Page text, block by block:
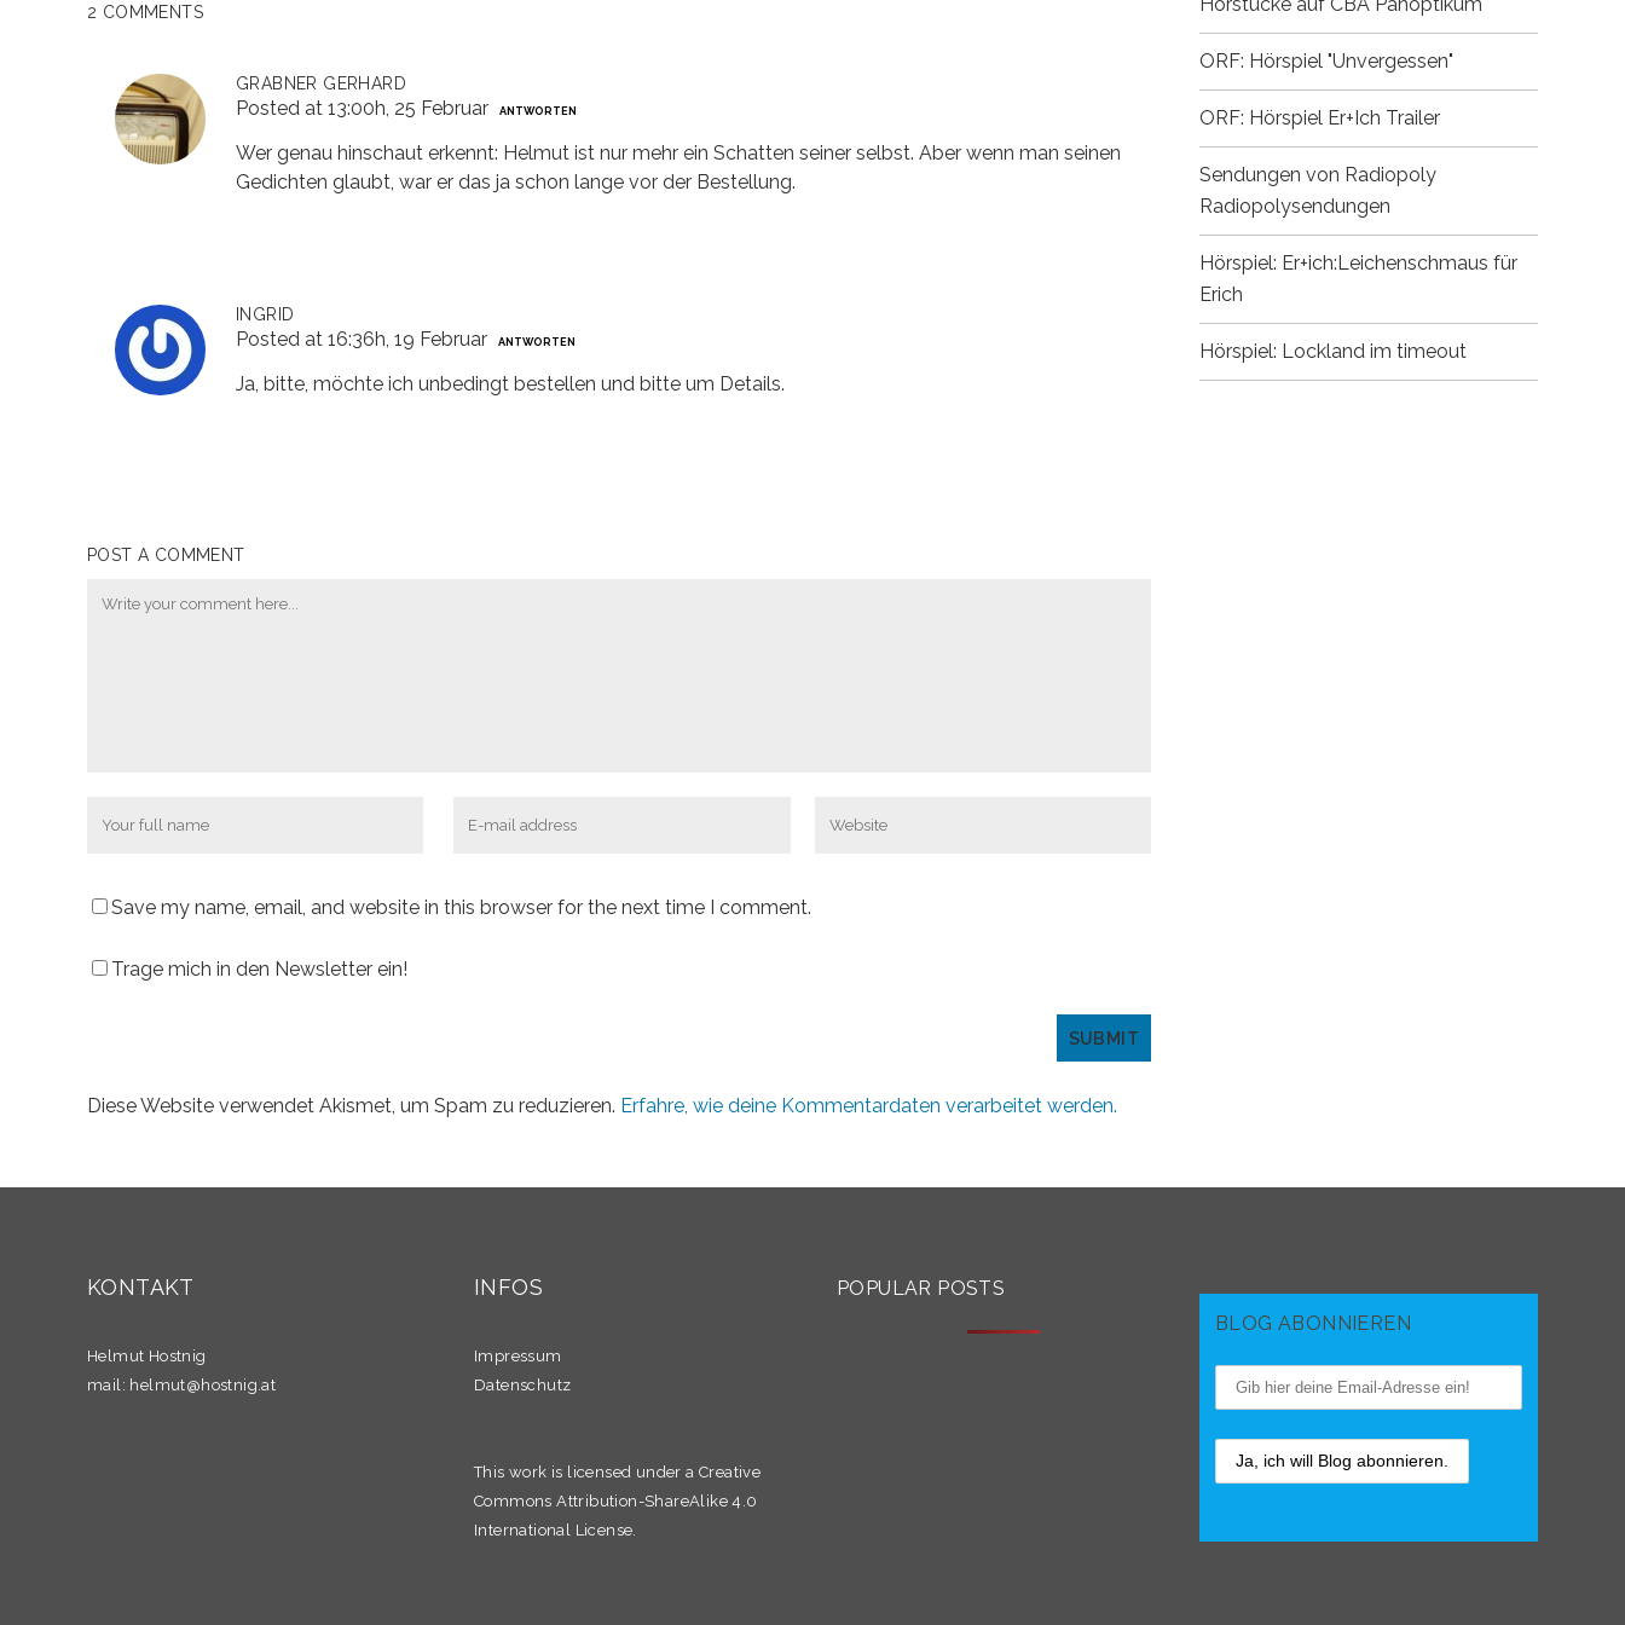
2 COMMENTS
GRABNER GERHARD
Posted at 13:00h, 25 Februar ANTWORTEN
Wer genau hinschaut erkennt: Helmut ist nur mehr ein Schatten seiner selbst. Aber wenn man seinen
Gedichten glaubt, war er das ja schon lange vor der Bestellung.
INGRID
Posted at 16:36h, 19 Februar ANTWORTEN
Ja, bitte, möchte ich unbedingt bestellen und bitte um Details.
POST A COMMENT
Save my name, email, and website in this browser for the next time I comment.
Trage mich in den Newsletter ein!
Diese Website verwendet Akismet, um Spam zu reduzieren. Erfahre, wie deine Kommentardaten verarbeitet werden.
ORF: Hörspiel "Unvergessen"
ORF: Hörspiel Er+Ich Trailer
Sendungen von Radiopoly
Radiopolysendungen
Hörspiel: Er+ich:Leichenschmaus für
Erich
Hörspiel: Lockland im timeout
KONTAKT
Helmut Hostnig
mail: helmut@hostnig.at
INFOS
Impressum
Datenschutz
This work is licensed under a Creative
Commons Attribution-ShareAlike 4.0
International License.
POPULAR POSTS
BLOG ABONNIEREN